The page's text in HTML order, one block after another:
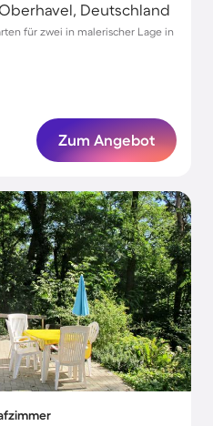
Deutschland
für zwei in malerischer Lage in
Zum Angebot